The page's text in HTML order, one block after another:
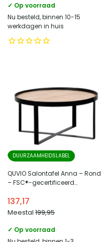
✓ Op voorraad
Nu besteld, binnen 10-15
werkdagen in huis
DUURZAAMHEIDSLABEL
QUVIO Salontafel Anna – Rond
– FSC®-gecertificeerd
137,17
Meestal 199,95
✓ Op voorraad